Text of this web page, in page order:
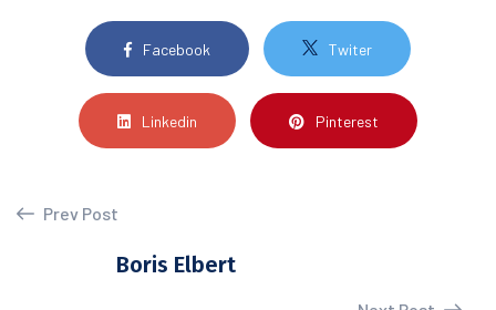
Facebook Twiter
Linkedin Pinterest
Prev Post
Boris Elbert